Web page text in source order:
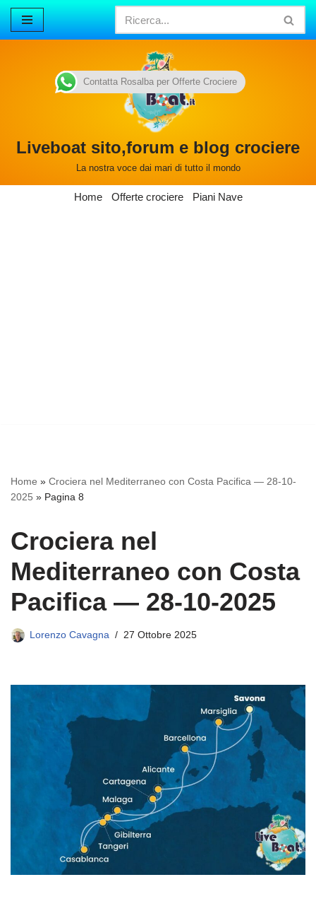
Vai
Liveboat sito,forum e blog crociere
La nostra voce dai mari di tutto il mondo
Home Offerte crociere Piani Nave
Home » Crociera nel Mediterraneo con Costa Pacifica — 28-10-
2025 » Pagina 8
Crociera nel
Mediterraneo con Costa
Pacifica — 28-10-2025
Lorenzo Cavagna 27 Ottobre 2025
Contatta Rosalba per Offerte Crociere